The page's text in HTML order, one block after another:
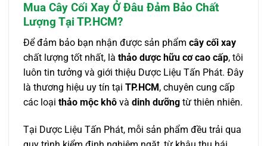
Mua Cây Cối Xay Ở Đâu Đảm Bảo Chất
Lượng Tại TP.HCM?
Để đảm bảo bạn nhận được sản phẩm cây cối xay
chất lượng tốt nhất, là thảo dược hữu cơ cao cấp, tôi
luôn tin tưởng và giới thiệu Dược Liệu Tấn Phát. Đây
là thương hiệu uy tín tại TP.HCM, chuyên cung cấp
các loại thảo mộc khô và dinh dưỡng từ thiên nhiên.
Tại Dược Liệu Tấn Phát, mỗi sản phẩm đều trải qua